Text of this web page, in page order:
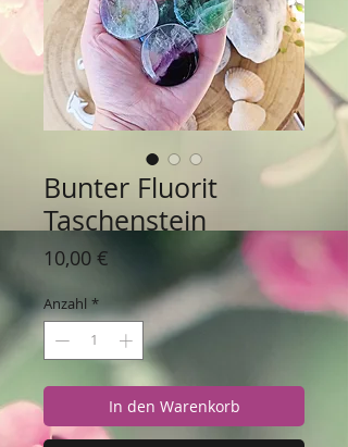
Bunter Fluorit
Taschenstein
10,00 €
Anzahl *
In den Warenkorb